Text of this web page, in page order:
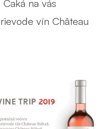
na vás
vín Château